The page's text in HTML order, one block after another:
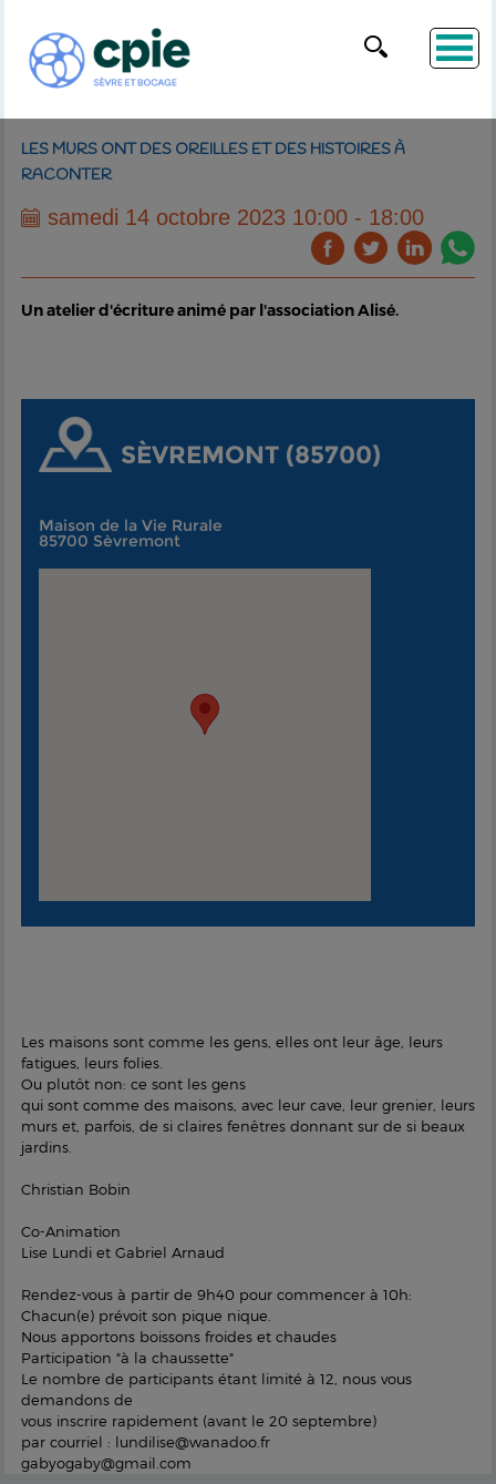
LES MURS ONT DES OREILLES ET DES HISTOIRES À
RACONTER
samedi 14 octobre 2023 10:00 - 18:00
Un atelier d'écriture animé par l'association Alisé.
SÈVREMONT (85700)
Maison de la Vie Rurale
85700 Sèvremont
Les maisons sont comme les gens, elles ont leur âge, leurs
fatigues, leurs folies.
Ou plutôt non: ce sont les gens
qui sont comme des maisons, avec leur cave, leur grenier, leurs
murs et, parfois, de si claires fenêtres donnant sur de si beaux
jardins.
Christian Bobin
Co-Animation
Lise Lundi et Gabriel Arnaud
Rendez-vous à partir de 9h40 pour commencer à 10h:
Chacun(e) prévoit son pique nique.
Nous apportons boissons froides et chaudes
Participation "à la chaussette"
Le nombre de participants étant limité à 12, nous vous
demandons de
vous inscrire rapidement (avant le 20 septembre)
par courriel : lundilise@wanadoo.fr
gabyogaby@gmail.com